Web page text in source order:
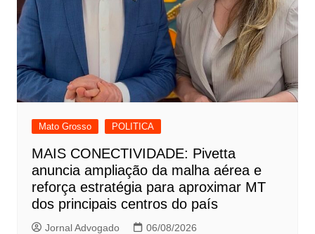
Mato Grosso POLITICA
MAIS CONECTIVIDADE: Pivetta
anuncia ampliação da malha aérea e
reforça estratégia para aproximar MT
dos principais centros do país
Jornal Advogado 06/08/2026